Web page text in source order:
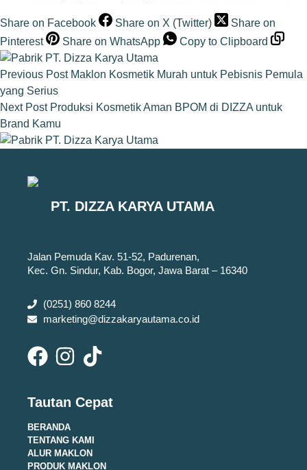
Share on Facebook Share on X (Twitter)
Share on
Pinterest
Share on WhatsApp Copy to Clipboard
Previous Post Maklon Kosmetik Murah untuk Pebisnis Pemula
yang Serius
Next Post Produksi Kosmetik Aman BPOM di DIZZA untuk
Brand Kamu
PT. DIZZA KARYA UTAMA
Jalan Pemuda Kav. 51-52, Padurenan,
Kec. Gn. Sindur, Kab. Bogor, Jawa Barat – 16340
(0251) 860 8244
marketing@dizzakaryautama.co.id
Tautan Cepat
BERANDA
TENTANG KAMI
ALUR MAKLON
PRODUK MAKLON